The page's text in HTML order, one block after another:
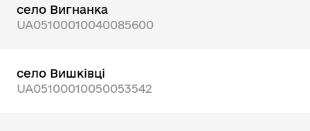
село Вигнанка
UA05100010040085600
село Вишківці
UA05100010050053542